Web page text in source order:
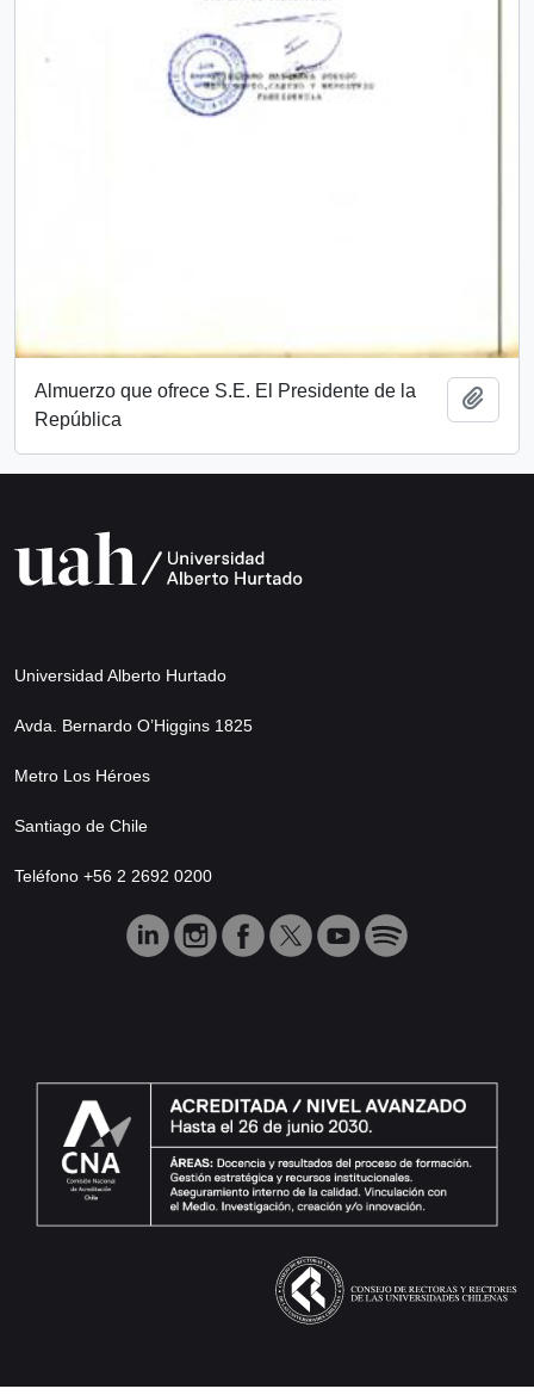
Almuerzo que ofrece S.E. El Presidente de la
República
Universidad Alberto Hurtado
Avda. Bernardo O’Higgins 1825
Metro Los Héroes
Santiago de Chile
Teléfono +56 2 2692 0200